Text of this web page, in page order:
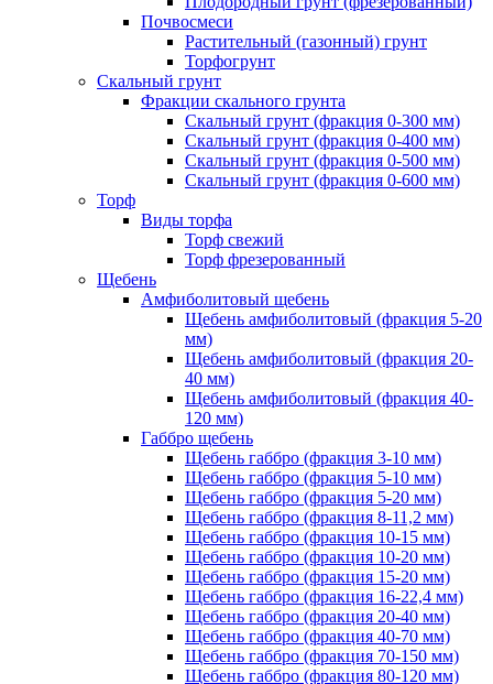
Почвосмеси
Растительный (газонный) грунт
Торфогрунт
Скальный грунт
Фракции скального грунта
Скальный грунт (фракция 0-300 мм)
Скальный грунт (фракция 0-400 мм)
Скальный грунт (фракция 0-500 мм)
Скальный грунт (фракция 0-600 мм)
Торф
Виды торфа
Торф свежий
Торф фрезерованный
Щебень
Амфиболитовый щебень
Щебень амфиболитовый (фракция 5-20
мм)
Щебень амфиболитовый (фракция 20-
40 мм)
Щебень амфиболитовый (фракция 40-
120 мм)
Габбро щебень
Щебень габбро (фракция 3-10 мм)
Щебень габбро (фракция 5-10 мм)
Щебень габбро (фракция 5-20 мм)
Щебень габбро (фракция 8-11,2 мм)
Щебень габбро (фракция 10-15 мм)
Щебень габбро (фракция 10-20 мм)
Щебень габбро (фракция 15-20 мм)
Щебень габбро (фракция 16-22,4 мм)
Щебень габбро (фракция 20-40 мм)
Щебень габбро (фракция 40-70 мм)
Щебень габбро (фракция 70-150 мм)
Щебень габбро (фракция 80-120 мм)